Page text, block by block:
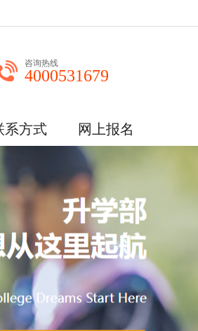
咨询热线
4000531679
系方式 网上报名